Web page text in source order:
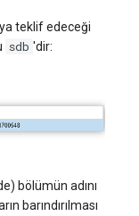
teklif edeceği
sdb 'dir:
bölümün adını
barındırılması